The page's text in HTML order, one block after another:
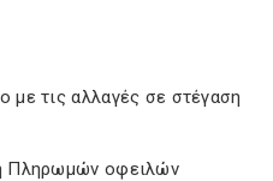
με τις αλλαγές σε στέγαση
Πληρωμών οφειλών